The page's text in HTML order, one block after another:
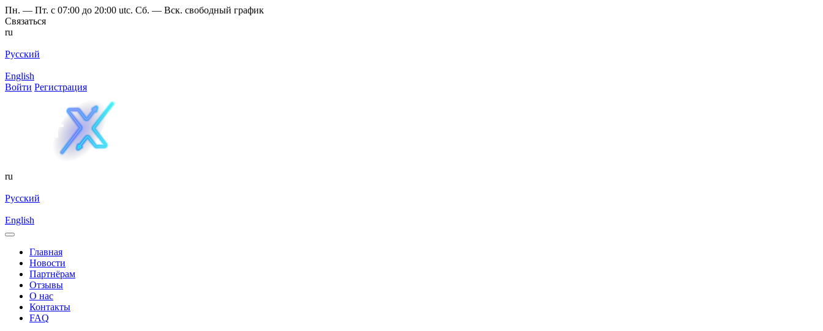
Пн. — Пт. с 07:00 до 20:00 utc. Сб. — Вск. свободный график
Связаться
ru
Русский
English
Войти Регистрация
ru
Русский
English
Главная
Новости
Партнёрам
Отзывы
О нас
Контакты
FAQ